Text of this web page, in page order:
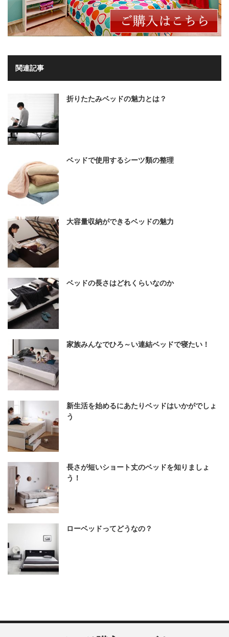
関連記事
折りたたみベッドの魅力とは？
ベッドで使用するシーツ類の整理
大容量収納ができるベッドの魅力
ベッドの長さはどれくらいなのか
家族みんなでひろ～い連結ベッドで寝たい！
新生活を始めるにあたりベッドはいかがでしょ
う
長さが短いショート丈のベッドを知りましょ
う！
ローベッドってどうなの？